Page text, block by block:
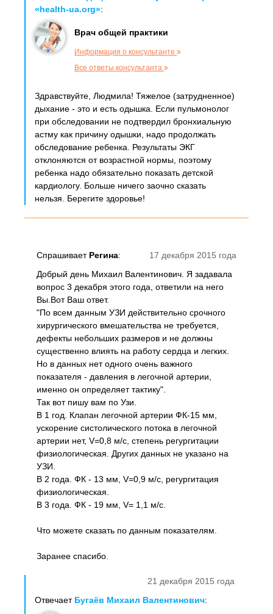
«health-ua.org»:
Врач общей практики
Информация о консультанте
Все ответы консультанта
Здравствуйте, Людмила! Тяжелое (затрудненное)
дыхание - это и есть одышка. Если пульмонолог
при обследовании не подтвердил бронхиальную
астму как причину одышки, надо продолжать
обследование ребенка. Результаты ЭКГ
отклоняются от возрастной нормы, поэтому
ребенка надо обязательно показать детской
кардиологу. Больше ничего заочно сказать
нельзя. Берегите здоровье!
17 декабря 2015 года
Спрашивает Регина:
Добрый день Михаил Валентинович. Я задавала
вопрос 3 декабря этого года, ответили на него
Вы.Вот Ваш ответ.
"По всем данным УЗИ действительно срочного
хирургического вмешательства не требуется,
дефекты небольших размеров и не должны
существенно влиять на работу сердца и легких.
Но в данных нет одного очень важного
показателя - давления в легочной артерии,
именно он определяет тактику".
Так вот пишу вам по Узи.
В 1 год. Клапан легочной артерии ФК-15 мм,
ускорение систолического потока в легочной
артерии нет, V=0,8 м/с, степень регургитации
физиологическая. Других данных не указано на
УЗИ.
В 2 года. ФК - 13 мм, V=0,9 м/с, регургитация
физиологическая.
В 3 года. ФК - 19 мм, V= 1,1 м/с.
Что можете сказать по данным показателям.
Заранее спасибо.
21 декабря 2015 года
Отвечает Бугаёв Михаил Валентинович: